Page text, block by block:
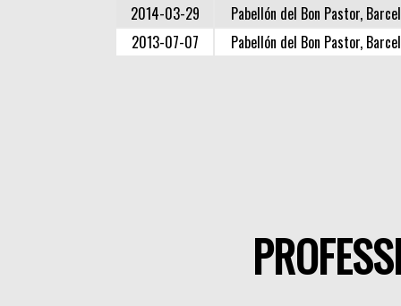
2014-03-29
Pabellón del Bon Pastor,
2013-07-07
Pabellón del Bon Pastor,